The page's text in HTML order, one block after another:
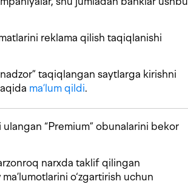
reklama qilish taqiqlanishi
taqiqlangan saytlarga kirishni
ma’lum qildi.
ulangan “Premium” obunalarini bekor
narxda taklif qilingan
o‘zgartirish uchun